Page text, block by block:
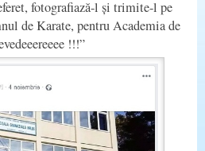
fotografiază-l și trimite-l pe
de Karate, pentru Academia de
!!!”